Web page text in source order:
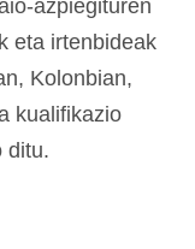
azpiegituren
eta irtenbideak
Kolonbian,
kualifikazio
ditu.